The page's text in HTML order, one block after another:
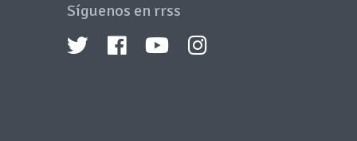
Síguenos en rrss